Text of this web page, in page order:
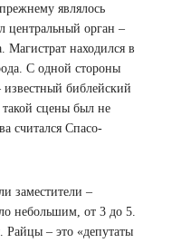
являлось
центральный орган –
Магистрат находился в
С одной стороны
известный библейский
сцены был не
считался Спасо-
заместители –
небольшим, от 3 до 5.
Райцы – это «депутаты